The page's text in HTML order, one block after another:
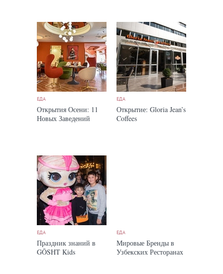
ЕДА
Открытия Осени: 11
Новых Заведений
ЕДА
Открытие: Gloria Jean’s
Coffees
ЕДА
Праздник знаний в
GŌSHT Kids
ЕДА
Мировые Бренды в
Узбекских Ресторанах